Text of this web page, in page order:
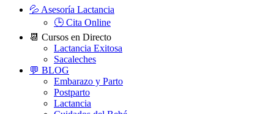
💦 Asesoría Lactancia
🕒 Cita Online
📆 Cursos en Directo
Lactancia Exitosa
Sacaleches
💬 BLOG
Embarazo y Parto
Postparto
Lactancia